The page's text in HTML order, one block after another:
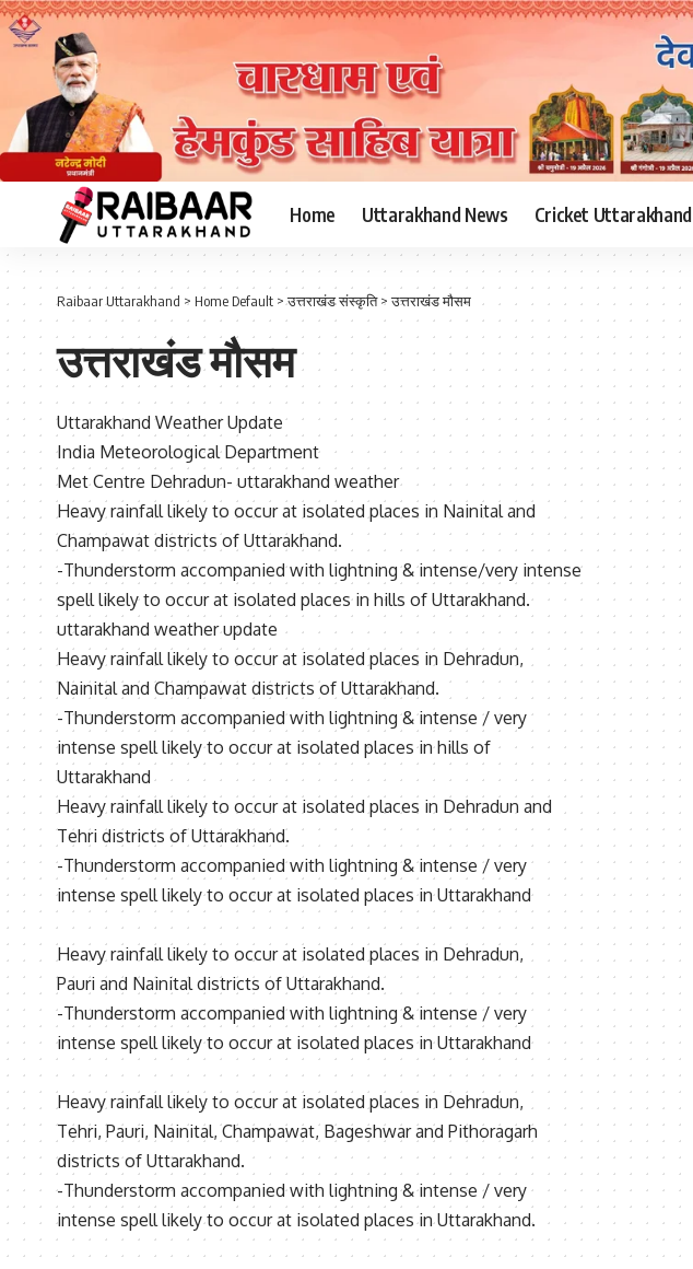
Home Uttarakhand News Cricket Uttarakhand
Raibaar Uttarakhand > Home Default >उत्तराखंड संस्कृति>उत्तराखंड मौसम
उत्तराखंड मौसम
Uttarakhand Weather Update
India Meteorological Department
Met Centre Dehradun- uttarakhand weather
Heavy rainfall likely to occur at isolated places in Nainital and
Champawat districts of Uttarakhand.
-Thunderstorm accompanied with lightning & intense/very intense
spell likely to occur at isolated places in hills of Uttarakhand.
uttarakhand weather update
Heavy rainfall likely to occur at isolated places in Dehradun,
Nainital and Champawat districts of Uttarakhand.
-Thunderstorm accompanied with lightning & intense / very
intense spell likely to occur at isolated places in hills of
Uttarakhand
Heavy rainfall likely to occur at isolated places in Dehradun and
Tehri districts of Uttarakhand.
-Thunderstorm accompanied with lightning & intense / very
intense spell likely to occur at isolated places in Uttarakhand
Heavy rainfall likely to occur at isolated places in Dehradun,
Pauri and Nainital districts of Uttarakhand.
-Thunderstorm accompanied with lightning & intense / very
intense spell likely to occur at isolated places in Uttarakhand
Heavy rainfall likely to occur at isolated places in Dehradun,
Tehri, Pauri, Nainital, Champawat, Bageshwar and Pithoragarh
districts of Uttarakhand.
-Thunderstorm accompanied with lightning & intense / very
intense spell likely to occur at isolated places in Uttarakhand.